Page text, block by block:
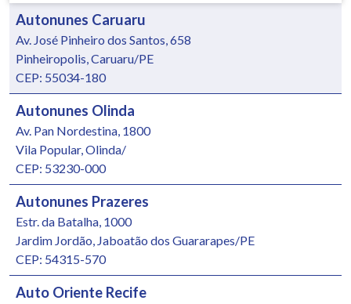
Autonunes Caruaru
Av. José Pinheiro dos Santos, 658
Pinheiropolis, Caruaru/PE
CEP: 55034-180
Autonunes Olinda
Av. Pan Nordestina, 1800
Vila Popular, Olinda/
CEP: 53230-000
Autonunes Prazeres
Estr. da Batalha, 1000
Jardim Jordão, Jaboatão dos Guararapes/PE
CEP: 54315-570
Auto Oriente Recife